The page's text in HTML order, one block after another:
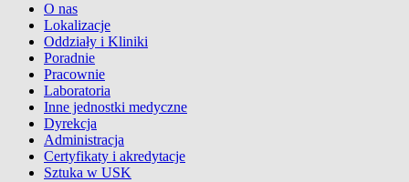
O nas
Lokalizacje
Oddziały i Kliniki
Poradnie
Pracownie
Laboratoria
Inne jednostki medyczne
Dyrekcja
Administracja
Certyfikaty i akredytacje
Sztuka w USK